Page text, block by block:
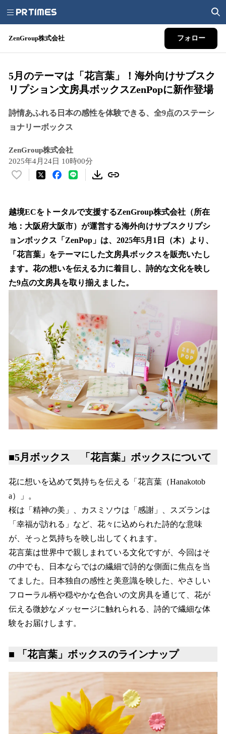
ZenGroup株式会社 フォロー
5月のテーマは「花言葉」！海外向けサブスク
リプション文房具ボックスZenPopに新作登場
詩情あふれる日本の感性を体験できる、全9点のステーシ
ョナリーボックス
ZenGroup株式会社
2025年4月24日 10時00分
い
！
を
読
み
込
み
中
越境ECをトータルで支援するZenGroup株式会社（所在
地：大阪府大阪市）が運営する海外向けサブスクリプシ
ョンボックス「ZenPop」は、2025年5月1日（木）より、
「花言葉」をテーマにした文房具ボックスを販売いたし
ます。花の想いを伝える力に着目し、詩的な文化を映し
た9点の文房具を取り揃えました。
■5月ボックス 「花言葉」ボックスについて
花に想いを込めて気持ちを伝える「花言葉（Hanakotob
a）」。
桜は「精神の美」、カスミソウは「感謝」、スズランは
「幸福が訪れる」など、花々に込められた詩的な意味
が、そっと気持ちを映し出してくれます。
花言葉は世界中で親しまれている文化ですが、今回はそ
の中でも、日本ならではの繊細で詩的な側面に焦点を当
てました。日本独自の感性と美意識を映した、やさしい
フローラル柄や穏やかな色合いの文房具を通じて、花が
伝える微妙なメッセージに触れられる、詩的で繊細な体
験をお届けします。
■ 「花言葉」ボックスのラインナップ